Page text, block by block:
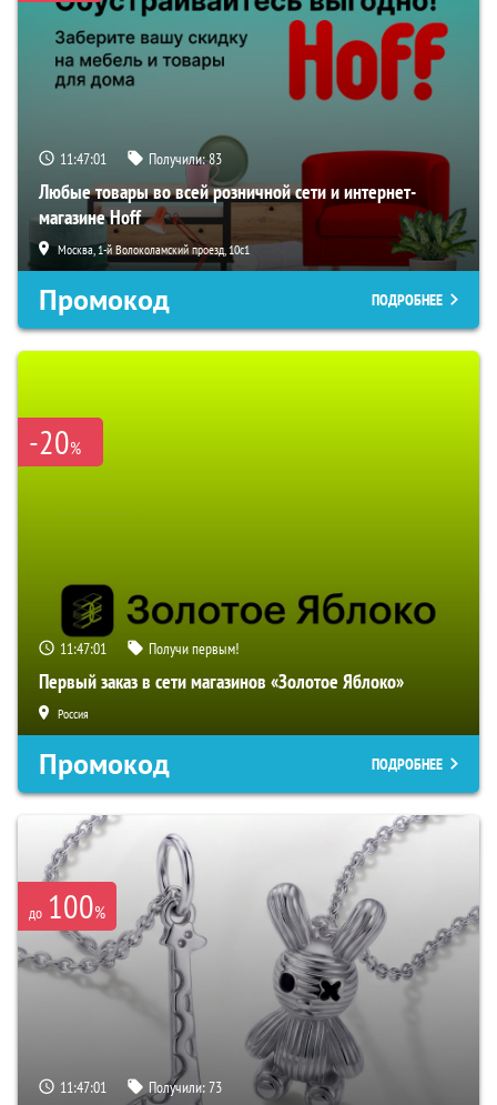
11:47:00 Получили:83
Любые товары во всей розничной сети и интернет-
магазине Hoff
Москва, 1-й Волоколамский проезд, 10с1
Промокод ПОДРОБНЕЕ
-20%
11:47:00 Получи первым!
Первый заказ в сети магазинов «Золотое Яблоко»
Россия
Промокод ПОДРОБНЕЕ
до 100%
11:47:00 Получили:73